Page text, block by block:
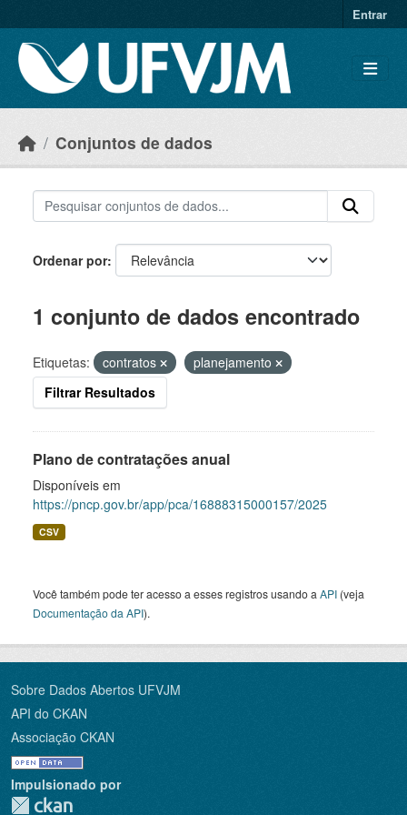
Entrar
Conjuntos de dados
Ordenar por
1 conjunto de dados encontrado
Etiquetas: contratos
planejamento
Filtrar Resultados
Plano de contratações anual
Disponíveis em
https://pncp.gov.br/app/pca/16888315000157/2025
CSV
Você também pode ter acesso a esses registros usando a API (veja
Documentação da API).
Sobre Dados Abertos UFVJM
API do CKAN
Associação CKAN
Impulsionado por